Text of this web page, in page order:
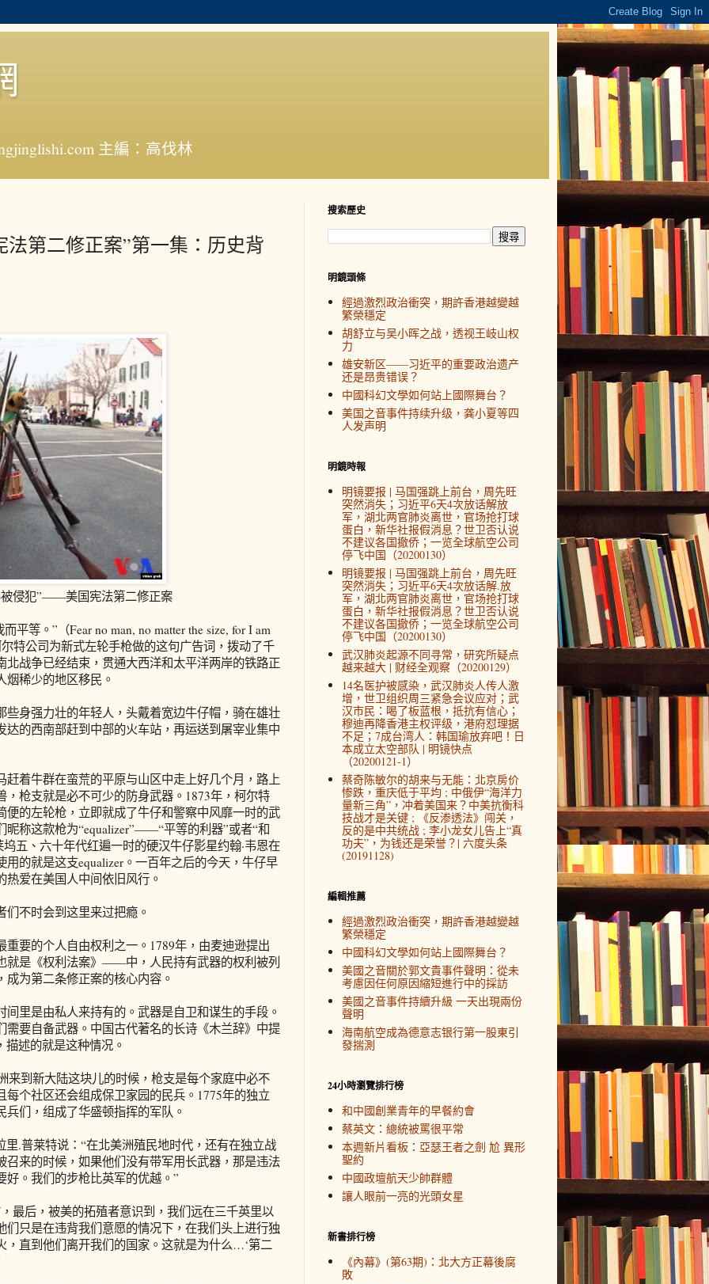
主編：高伐林
第二修正案”第一集：历史背
侵犯”——美国宪法第二修正案
平等。”（Fear no man, no matter the size, for I am
特公司为新式左轮手枪做的这句广告词，拨动了千
北战争已经结束，贯通大西洋和太平洋两岸的铁路正
稀少的地区移民。
些身强力壮的年轻人，头戴着宽边牛仔帽，骑在雄壮
的西南部赶到中部的火车站，再运送到屠宰业集中
着牛群在蛮荒的平原与山区中走上好几个月，路上
枪支就是必不可少的防身武器。1873年，柯尔特
便的左轮枪，立即就成了牛仔和警察中风靡一时的武
昵称这款枪为“equalizer”——“平等的利器”或者“和
坞五、六十年代红遍一时的硬汉牛仔影星约翰·韦恩在
的就是这支equalizer。一百年之后的今天，牛仔早
爱在美国人中间依旧风行。
不时会到这里来过把瘾。
要的个人自由权利之一。1789年，由麦迪逊提出
是《权利法案》——中，人民持有武器的权利被列
为第二条修正案的核心内容。
里是由私人来持有的。武器是自卫和谋生的手段。
需要自备武器。中国古代著名的长诗《木兰辞》中提
述的就是这种情况。
来到新大陆这块儿的时候，枪支是每个家庭中必不
个社区还会组成保卫家园的民兵。1775年的独立
们，组成了华盛顿指挥的军队。
里.普莱特说：“在北美洲殖民地时代，还有在独立战
召来的时候，如果他们没有带军用长武器，那是违法
。我们的步枪比英军的优越。”
最后，被美的拓殖者意识到，我们远在三千英里以
只是在违背我们意愿的情况下，在我们头上进行独
，直到他们离开我们的国家。这就是为什么…‘第二
搜索歷史
明鏡頭條
經過激烈政治衝突，期許香港越變越
繁榮穩定
胡舒立与吴小晖之战，透视王岐山权
力
雄安新区——习近平的重要政治遗产
还是昂贵错误？
中國科幻文學如何站上國際舞台？
美国之音事件持续升级，龚小夏等四
人发声明
明鏡時報
明镜要报 | 马国强跳上前台，周先旺
突然消失；习近平6天4次放话解放
军，湖北两官肺炎离世，官场抢打球
蛋白，新华社报假消息？世卫否认说
不建议各国撤侨；一览全球航空公司
停飞中国（20200130）
明镜要报 | 马国强跳上前台，周先旺
突然消失；习近平6天4次放话解.放
军，湖北两官肺炎离世，官场抢打球
蛋白，新华社报假消息？世卫否认说
不建议各国撤侨；一览全球航空公司
停飞中国（20200130）
武汉肺炎起源不同寻常，研究所疑点
越来越大 | 财经全观察（20200129）
14名医护被感染，武汉肺炎人传人激
增，世卫组织周三紧急会议应对；武
汉市民：喝了板蓝根，抵抗有信心；
穆迪再降香港主权评级，港府怼理据
不足；7成台湾人：韩国瑜放弃吧！日
本成立太空部队 | 明镜快点
（20200121-1）
蔡奇陈敏尔的胡来与无能：北京房价
惨跌，重庆低于平均 ; 中俄伊“海洋力
量新三角”，冲着美国来？中美抗衡科
技战才是关键 ; 《反渗透法》闯关，
反的是中共统战 ; 李小龙女儿告上“真
功夫”，为钱还是荣誉？| 六度头条
(20191128)
編輯推薦
經過激烈政治衝突，期許香港越變越
繁榮穩定
中國科幻文學如何站上國際舞台？
美國之音關於郭文貴事件聲明：從未
考慮因任何原因縮短進行中的採訪
美國之音事件持續升級 一天出現兩份
聲明
海南航空成為德意志银行第一股東引
發揣測
24小時瀏覽排行榜
和中國創業青年的早餐約會
蔡英文：總統被罵很平常
本週新片看板：亞瑟王者之劍 尬 異形
聖約
中國政壇航天少帥群體
讓人眼前一亮的光頭女星
新書排行榜
《內幕》(第63期)：北大方正幕後腐
敗